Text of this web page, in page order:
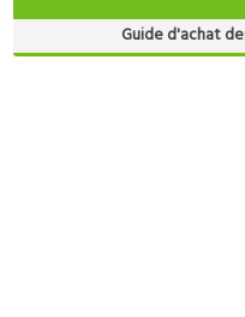
Guide d'achat